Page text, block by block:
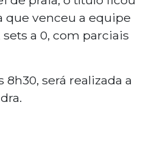
que venceu a equipe
a 0, com parciais
será realizada a